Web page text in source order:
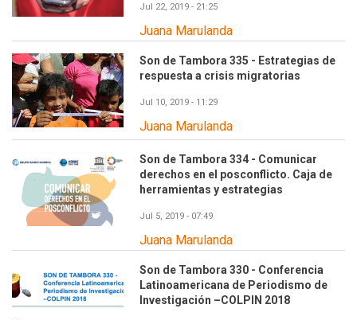
Jul 22, 2019 - 21:25
Juana Marulanda
Son de Tambora 335 - Estrategias de
respuesta a crisis migratorias
Jul 10, 2019 - 11:29
Juana Marulanda
Son de Tambora 334 - Comunicar
derechos en el posconflicto. Caja de
herramientas y estrategias
Jul 5, 2019 - 07:49
Juana Marulanda
Son de Tambora 330 - Conferencia
Latinoamericana de Periodismo de
Investigación –COLPIN 2018